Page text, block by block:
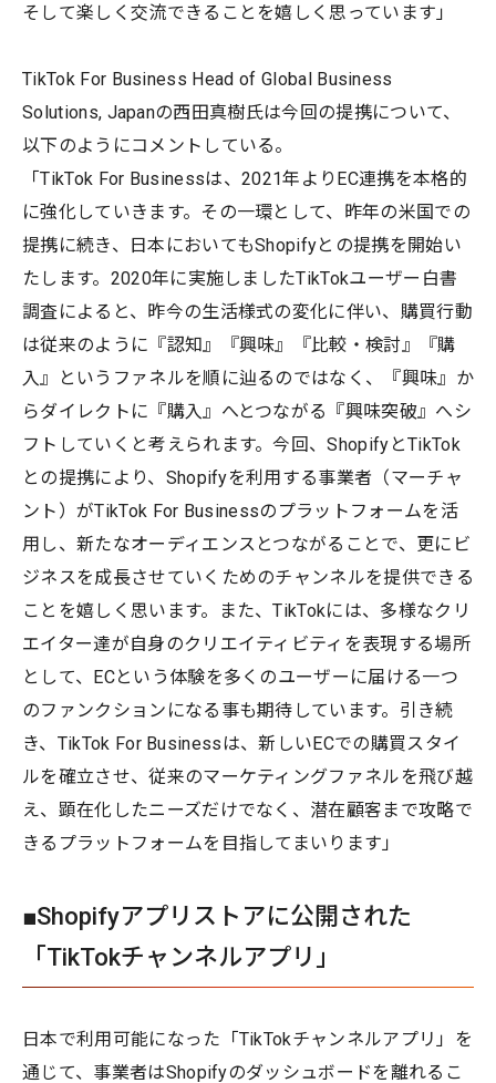
そして楽しく交流できることを嬉しく思っています」
TikTok For Business Head of Global Business
Solutions, Japanの西田真樹氏は今回の提携について、
以下のようにコメントしている。
「TikTok For Businessは、2021年よりEC連携を本格的
に強化していきます。その一環として、昨年の米国での
提携に続き、日本においてもShopifyとの提携を開始い
たします。2020年に実施しましたTikTokユーザー白書
調査によると、昨今の生活様式の変化に伴い、購買行動
は従来のように『認知』『興味』『比較・検討』『購
入』というファネルを順に辿るのではなく、『興味』か
らダイレクトに『購入』へとつながる『興味突破』へシ
フトしていくと考えられます。今回、ShopifyとTikTok
との提携により、Shopifyを利用する事業者（マーチャ
ント）がTikTok For Businessのプラットフォームを活
用し、新たなオーディエンスとつながることで、更にビ
ジネスを成長させていくためのチャンネルを提供できる
ことを嬉しく思います。また、TikTokには、多様なクリ
エイター達が自身のクリエイティビティを表現する場所
として、ECという体験を多くのユーザーに届ける一つ
のファンクションになる事も期待しています。引き続
き、TikTok For Businessは、新しいECでの購買スタイ
ルを確立させ、従来のマーケティングファネルを飛び越
え、顕在化したニーズだけでなく、潜在顧客まで攻略で
きるプラットフォームを目指してまいります」
■Shopifyアプリストアに公開された
「TikTokチャンネルアプリ」
日本で利用可能になった「TikTokチャンネルアプリ」を
通じて、事業者はShopifyのダッシュボードを離れるこ